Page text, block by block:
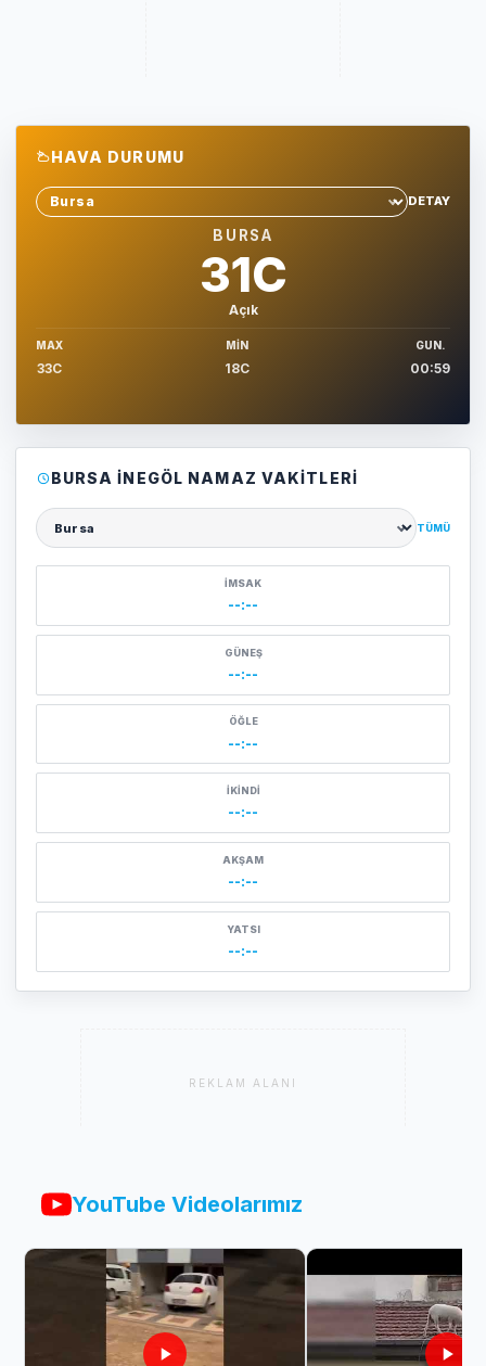
HAVA DURUMU
Sehir sec
DETAY
BURSA
31C
Açık
MAX
33C
MIN
18C
GUN.
00:59
BURSA İNEGÖL NAMAZ VAKITLERI
Şehir seçin
TÜMÜ
İMSAK
--:--
GÜNEŞ
--:--
ÖĞLE
--:--
İKINDI
--:--
AKŞAM
--:--
YATSI
--:--
REKLAM ALANI
YouTube Videolarımız